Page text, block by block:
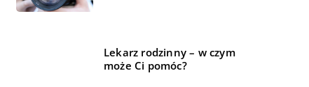
Lekarz rodzinny – w czym
może Ci pomóc?